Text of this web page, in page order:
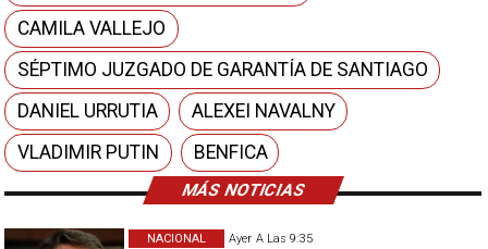
MÁS NOTICIAS
Ayer A Las 9:35
NACIONAL
CAMILA VALLEJO
SÉPTIMO JUZGADO DE GARANTÍA DE SANTIAGO
DANIEL URRUTIA
ALEXEI NAVALNY
VLADIMIR PUTIN
BENFICA